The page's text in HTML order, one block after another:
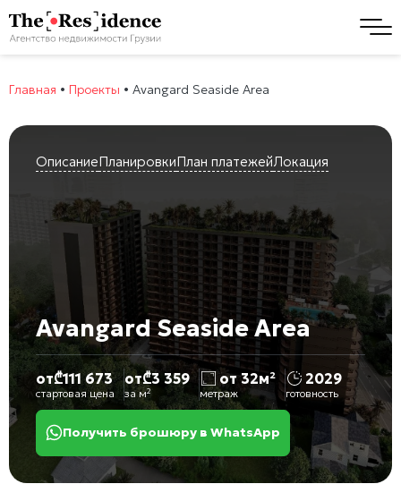
Главная • Проекты • Avangard Seaside Area
ОписаниеПланировкиПлан платежейЛокация
Avangard Seaside Area
от₾111 673
стартовая цена
от₾3 359
за м²
от 32м²
метраж
2029
готовность
Получить брошюру в WhatsApp